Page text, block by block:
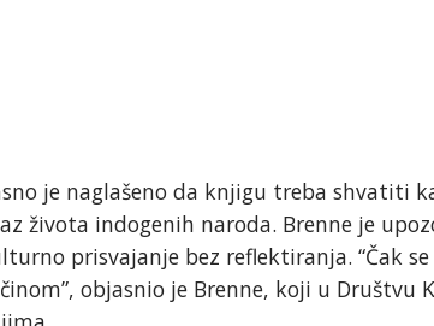
je naglašeno da knjigu treba shvatiti
života indogenih naroda. Brenne je
prisvajanje bez reflektiranja. “Čak
objasnio je Brenne, koji u Društvu